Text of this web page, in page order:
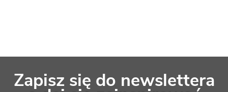
Zapisz się do newslettera